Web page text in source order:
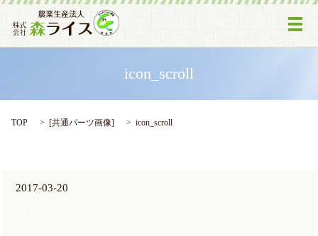
メ
icon_scroll
TOP [共通パーツ画像] icon_scroll
2017-03-20